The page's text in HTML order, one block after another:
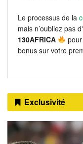
Le processus de la
mais n’oubliez pas
130AFRICA
bonus sur votre
Exclusivité